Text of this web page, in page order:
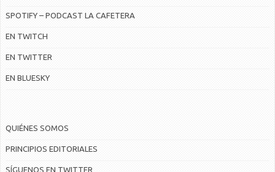
SPOTIFY – PODCAST LA CAFETERA
EN TWITCH
EN TWITTER
EN BLUESKY
QUIÉNES SOMOS
PRINCIPIOS EDITORIALES
SÍGUENOS EN TWITTER